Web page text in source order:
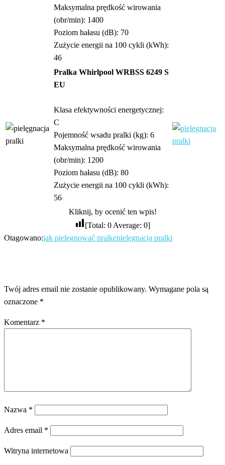
Maksymalna prędkość wirowania
(obr/min): 1400
Poziom hałasu (dB): 70
Zużycie energii na 100 cykli (kWh):
46
Pralka Whirlpool WRBSS 6249 S
EU
Klasa efektywności energetycznej:
C
Pojemność wsadu pralki (kg): 6
Maksymalna prędkość wirowania
(obr/min): 1200
Poziom hałasu (dB): 80
Zużycie energii na 100 cykli (kWh):
56
Kliknij, by ocenić ten wpis!
[Total: 0 Average: 0]
Otagowano:jak pielęgnować pralkępielęgnacja pralki
Twój adres email nie zostanie opublikowany. Wymagane pola są
oznaczone *
Komentarz *
Nazwa *
Adres email *
Witryna internetowa